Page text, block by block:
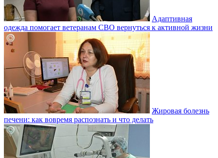
Адаптивная
одежда помогает ветеранам СВО вернуться к активной жизни
Жировая болезнь
печени: как вовремя распознать и что делать